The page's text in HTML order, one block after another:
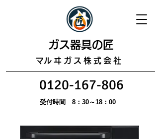
​ガス器具の匠
​マルヰガス株式会社
0120-167-806
受付時間 8：30～18：00